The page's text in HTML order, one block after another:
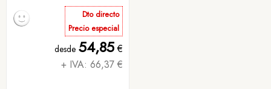
Dto directo
Precio especial
desde 54,85€
+ IVA: 66,37 €